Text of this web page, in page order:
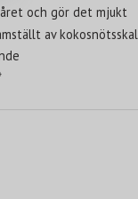
och gör det mjukt
av kokosnötsskal